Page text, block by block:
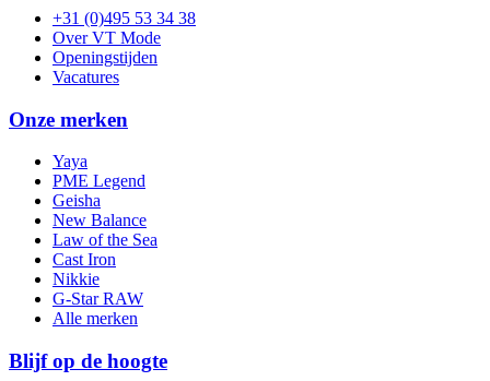
+31 (0)495 53 34 38
Over VT Mode
Openingstijden
Vacatures
Onze merken
Yaya
PME Legend
Geisha
New Balance
Law of the Sea
Cast Iron
Nikkie
G-Star RAW
Alle merken
Blijf op de hoogte